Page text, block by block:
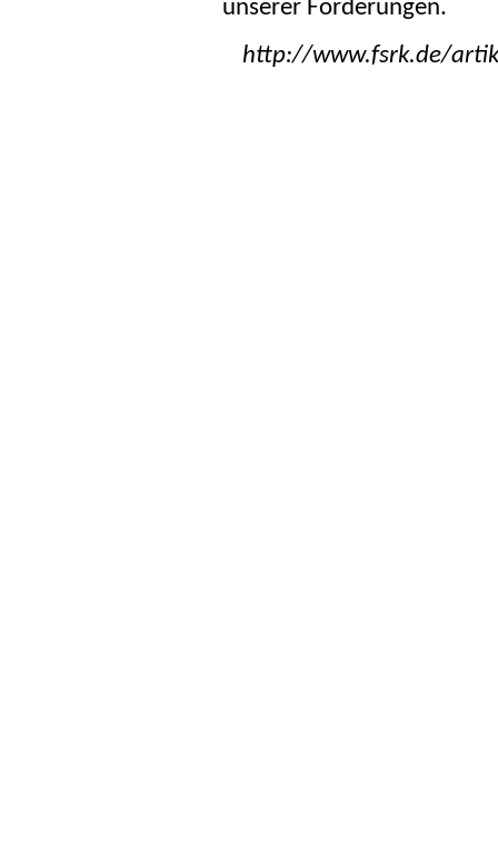
unserer Forderungen.
http://www.fsrk.de/